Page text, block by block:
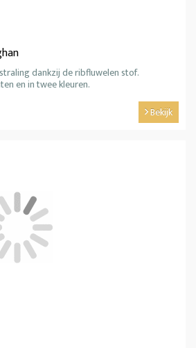
dankzij de ribfluwelen stof.
en in twee kleuren.
Bekijk